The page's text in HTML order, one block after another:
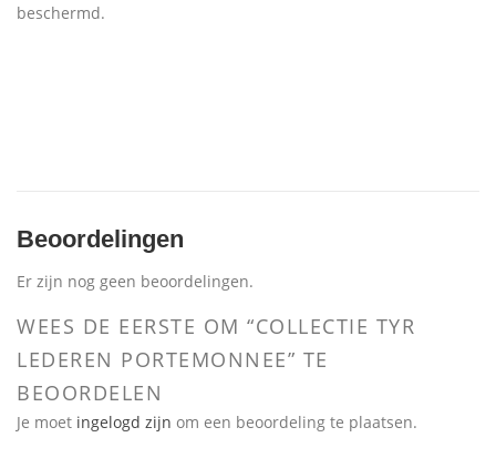
beschermd.
Beoordelingen
Er zijn nog geen beoordelingen.
WEES DE EERSTE OM “COLLECTIE TYR
LEDEREN PORTEMONNEE” TE
BEOORDELEN
Je moet ingelogd zijn om een beoordeling te plaatsen.